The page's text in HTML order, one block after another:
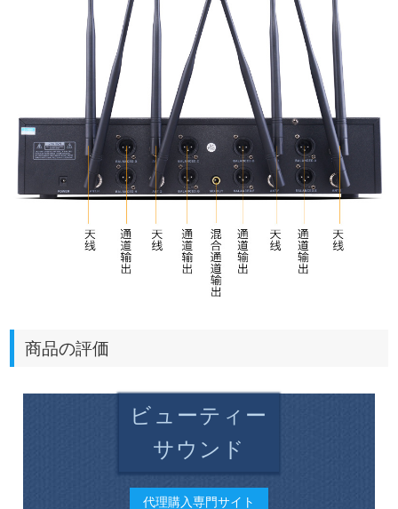
商品の評価
ビューティー
サウンド
代理購入専門サイト